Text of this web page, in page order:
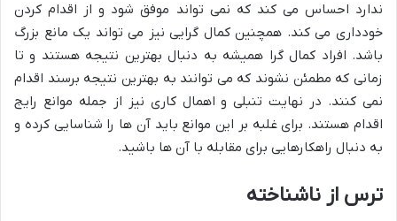
ندارد احساس می کند که نمی تواند موفق شود و از اقدام کردن
خودداری می کند. همچنین کمال گرایی نیز می تواند یک مانع بزرگ
باشد. افراد کمال گرا همیشه به دنبال بهترین نتیجه هستند و تا
زمانی که مطمئن نشوند که می توانند به بهترین نتیجه برسند اقدام
نمی کنند. در نهایت تنبلی و اهمال کاری نیز از جمله موانع رایج
اقدام هستند. برای غلبه بر این موانع باید آن ها را شناسایی کرده و
به دنبال راهکارهایی برای مقابله با آن ها باشید.
ترس از ناشناخته